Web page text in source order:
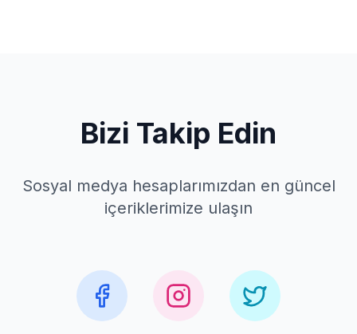
Bizi Takip Edin
Sosyal medya hesaplarımızdan en güncel
içeriklerimize ulaşın